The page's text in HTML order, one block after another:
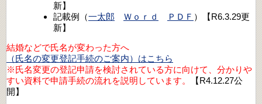
新】
記載例（一太郎 Ｗｏｒｄ ＰＤＦ ）【R6.3.29更
新】
結婚などで氏名が変わった方へ
（氏名の変更登記手続のご案内）はこちら
※氏名変更の登記申請を検討されている方に向けて、分かりや
すい資料で申請手続の流れを説明しています。
【R4.12.27公
開】